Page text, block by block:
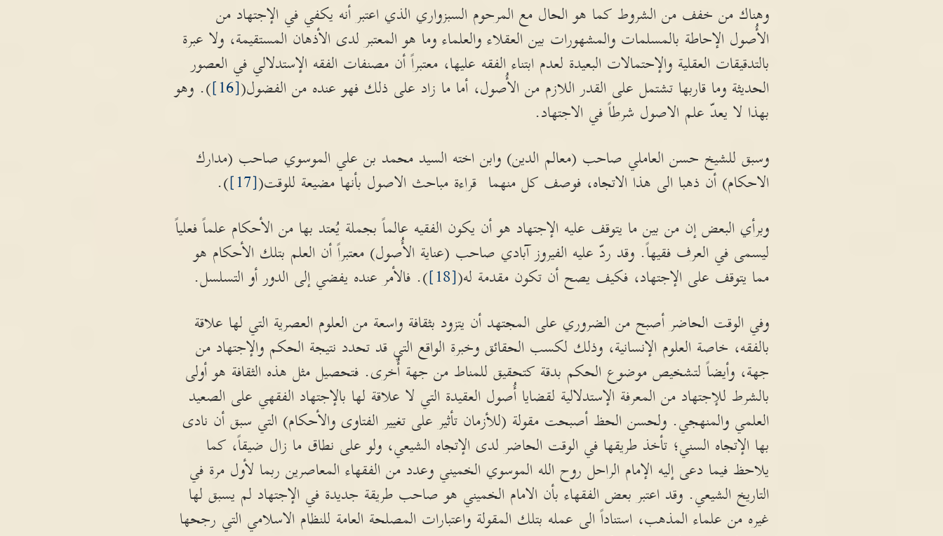
وهناك من خفف من الشروط كما هو الحال مع المرحوم السبزواري الذي اعتبر أنه يكفي في الإجتهاد من
الأُصول الإحاطة بالمسلمات والمشهورات بين العقلاء والعلماء وما هو المعتبر لدى الأذهان المستقيمة، ولا عبرة
بالتدقيقات العقلية والإحتمالات البعيدة لعدم ابتناء الفقه عليها، معتبراً أن مصنفات الفقه الإستدلالي في العصور
الحديثة وما قاربها تشتمل على القدر اللازم من الأُصول، أما ما زاد على ذلك فهو عنده من الفضول([16]
). وهو
بهذا لا يعدّ علم الاصول شرطاً في الاجتهاد.
وسبق للشيخ حسن العاملي صاحب (معالم الدين) وابن اخته السيد محمد بن علي الموسوي صاحب (مدارك
الاحكام) أن ذهبا الى هذا الاتجاه، فوصف كل منهما قراءة مباحث الاصول بأنها مضيعة للوقت([17]
).
وبرأي البعض إن من بين ما يتوقف عليه الإجتهاد هو أن يكون الفقيه عالماً بجملة يُعتد بها من الأحكام علماً فعلياً
ليسمى في العرف فقيهاً. وقد ردّ عليه الفيروز آبادي صاحب (عناية الأُصول) معتبراً أن العلم بتلك الأحكام هو
مما يتوقف على الإجتهاد، فكيف يصح أن تكون مقدمة له([18]
). فالأمر عنده يفضي إلى الدور أو التسلسل.
وفي الوقت الحاضر أصبح من الضروري على المجتهد أن يتزود بثقافة واسعة من العلوم العصرية التي لها علاقة
بالفقه، خاصة العلوم الإنسانية، وذلك لكسب الحقائق وخبرة الواقع التي قد تحدد نتيجة الحكم والإجتهاد من
جهة، وأيضاً لتشخيص موضوع الحكم بدقة كتحقيق للمناط من جهة أُخرى. فتحصيل مثل هذه الثقافة هو أولى
بالشرط للإجتهاد من المعرفة الإستدلالية لقضايا أُصول العقيدة التي لا علاقة لها بالإجتهاد الفقهي على الصعيد
العلمي والمنهجي. ولحسن الحظ أصبحت مقولة (للأزمان تأثير على تغيير الفتاوى والأحكام) التي سبق أن نادى
بها الإتجاه السني؛ تأخذ طريقها في الوقت الحاضر لدى الإتجاه الشيعي، ولو على نطاق ما زال ضيقاً، كما
يلاحظ فيما دعى إليه الإمام الراحل روح الله الموسوي الخميني وعدد من الفقهاء المعاصرين ربما لأول مرة في
التاريخ الشيعي. وقد اعتبر بعض الفقهاء بأن الامام الخميني هو صاحب طريقة جديدة في الإجتهاد لم يسبق لها
غيره من علماء المذهب، استناداً الى عمله بتلك المقولة واعتبارات المصلحة العامة للنظام الاسلامي التي رجحها